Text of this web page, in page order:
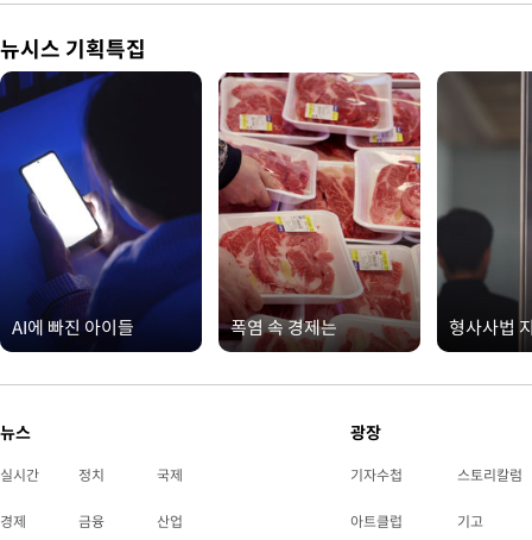
뉴시스 기획특집
AI에 빠진 아이들 폭염 속 경제는 형사사법
뉴스
실시간 정치 국제
경제 금융 산업
광장
기자수첩 스토리칼럼
아트클럽 기고